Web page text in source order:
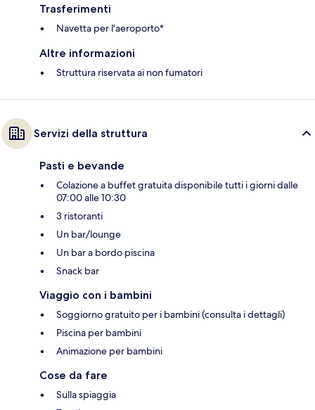
Trasferimenti
Navetta per l'aeroporto*
Altre informazioni
Struttura riservata ai non fumatori
Servizi della struttura
Pasti e bevande
Colazione a buffet gratuita disponibile tutti i giorni dalle
07:00 alle 10:30
3 ristoranti
Un bar/lounge
Un bar a bordo piscina
Snack bar
Viaggio con i bambini
Soggiorno gratuito per i bambini (consulta i dettagli)
Piscina per bambini
Animazione per bambini
Cose da fare
Sulla spiaggia